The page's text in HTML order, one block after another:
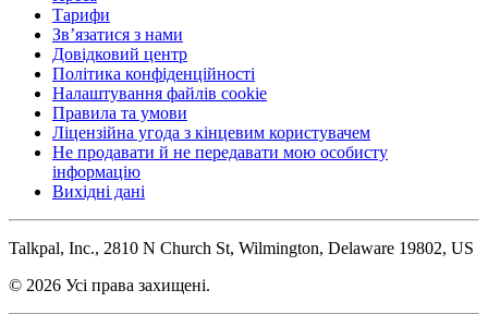
Тарифи
Зв’язатися з нами
Довідковий центр
Політика конфіденційності
Налаштування файлів cookie
Правила та умови
Ліцензійна угода з кінцевим користувачем
Не продавати й не передавати мою особисту
інформацію
Вихідні дані
Talkpal, Inc., 2810 N Church St, Wilmington, Delaware 19802, US
© 2026 Усі права захищені.